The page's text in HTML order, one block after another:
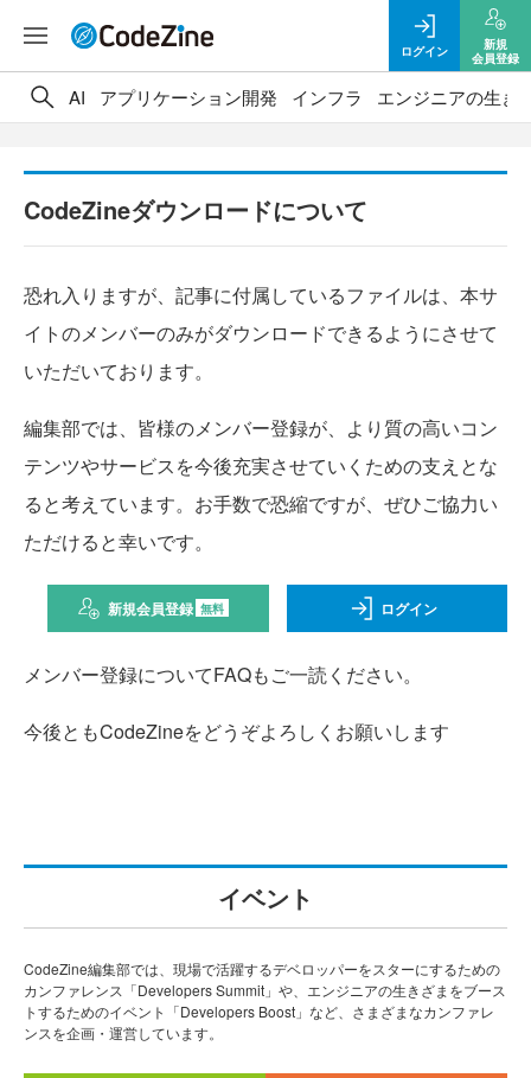
ログイン
新規
会員登録
AI アプリケーション開発 インフラ エンジニアの生き
CodeZineダウンロードについて
恐れ入りますが、記事に付属しているファイルは、本サ
イトのメンバーのみがダウンロードできるようにさせて
いただいております。
編集部では、皆様のメンバー登録が、より質の高いコン
テンツやサービスを今後充実させていくための支えとな
ると考えています。お手数で恐縮ですが、ぜひご協力い
ただけると幸いです。
新規会員登録 無料 ログイン
メンバー登録についてFAQもご一読ください。
今後ともCodeZineをどうぞよろしくお願いします
イベント
CodeZine編集部では、現場で活躍するデベロッパーをスターにするための
カンファレンス「Developers Summit」や、エンジニアの生きざまをブース
トするためのイベント「Developers Boost」など、さまざまなカンファレ
ンスを企画・運営しています。